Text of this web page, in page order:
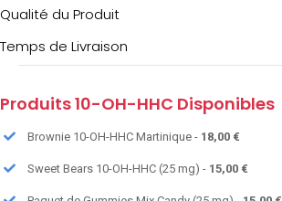
Qualité du Produit
Temps de Livraison
Produits 10-OH-HHC Disponibles
Brownie 10-OH-HHC Martinique - 18,00 €
Sweet Bears 10-OH-HHC (25 mg) - 15,00 €